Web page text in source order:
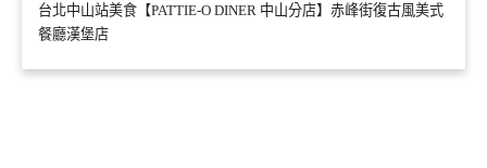
台北中山站美食【PATTIE-O DINER 中山分店】赤峰街復古風美式
餐廳漢堡店